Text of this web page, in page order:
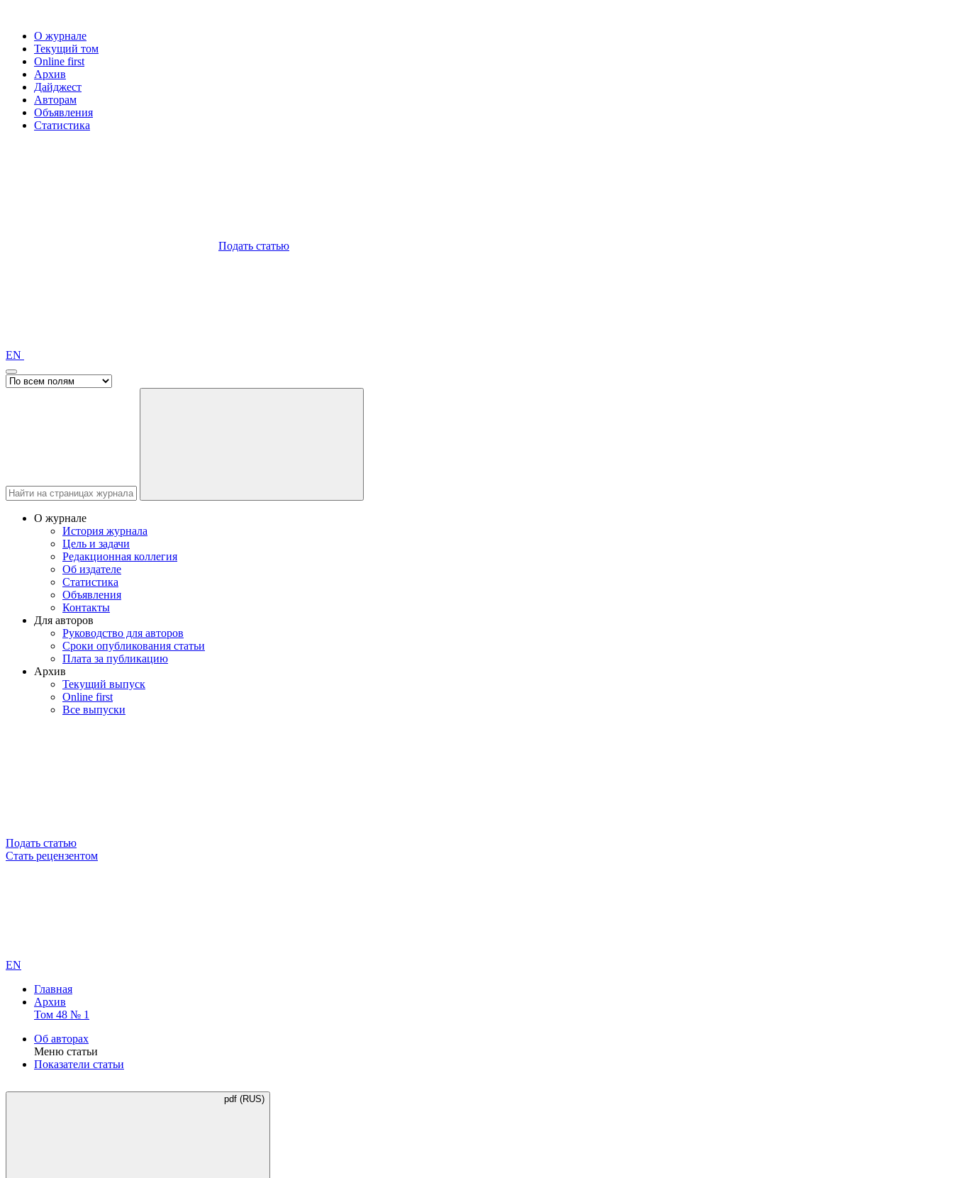
О журнале
Текущий том
Online first
Архив
Дайджест
Авторам
Объявления
Статистика
Подать статью
EN
О журнале
История журнала
Цель и задачи
Редакционная коллегия
Об издателе
Статистика
Объявления
Контакты
Для авторов
Руководство для авторов
Сроки опубликования статьи
Плата за публикацию
Архив
Текущий выпуск
Online first
Все выпуски
Подать статью
Стать рецензентом
EN
Главная
Архив
Том 48 № 1
Об авторах
Меню статьи
Показатели статьи
pdf (RUS)